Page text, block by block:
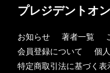
プレジデントオ
お知らせ 著者一覧
会員登録について
個
特定商取引法に基づく表